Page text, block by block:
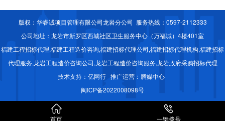
版权：华睿诚项目管理有限公司龙岩分公司 服务热线：0597-2112333
公司地址：龙岩市新罗区西城社区卫生服务中心（万福城）4楼401室
福建工程招标代理,福建工程造价咨询,福建招标代理公司,福建招标代理机构,福建招标
代理服务,龙岩工程造价咨询公司,龙岩工程造价咨询服务,龙岩政府采购招标代理
技术支持： 亿网行 推广运营： 腾媒中心
闽ICP备2022008098号

首页

一键拨号